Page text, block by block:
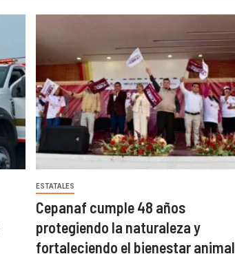
ESTATALES
Cepanaf cumple 48 años
protegiendo la naturaleza y
fortaleciendo el bienestar animal